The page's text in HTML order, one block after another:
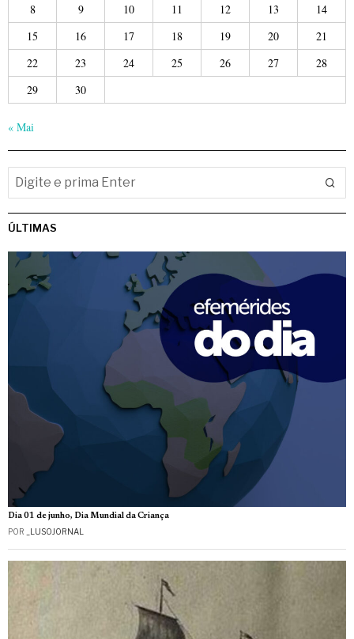
8
9 10 11 12 13
14
15
16 17 18 19 20
21
22
23 24 25 26 27
28
29
30
« Mai
ÚLTIMAS
Dia 01 de junho, Dia Mundial da Criança
POR _LUSOJORNAL